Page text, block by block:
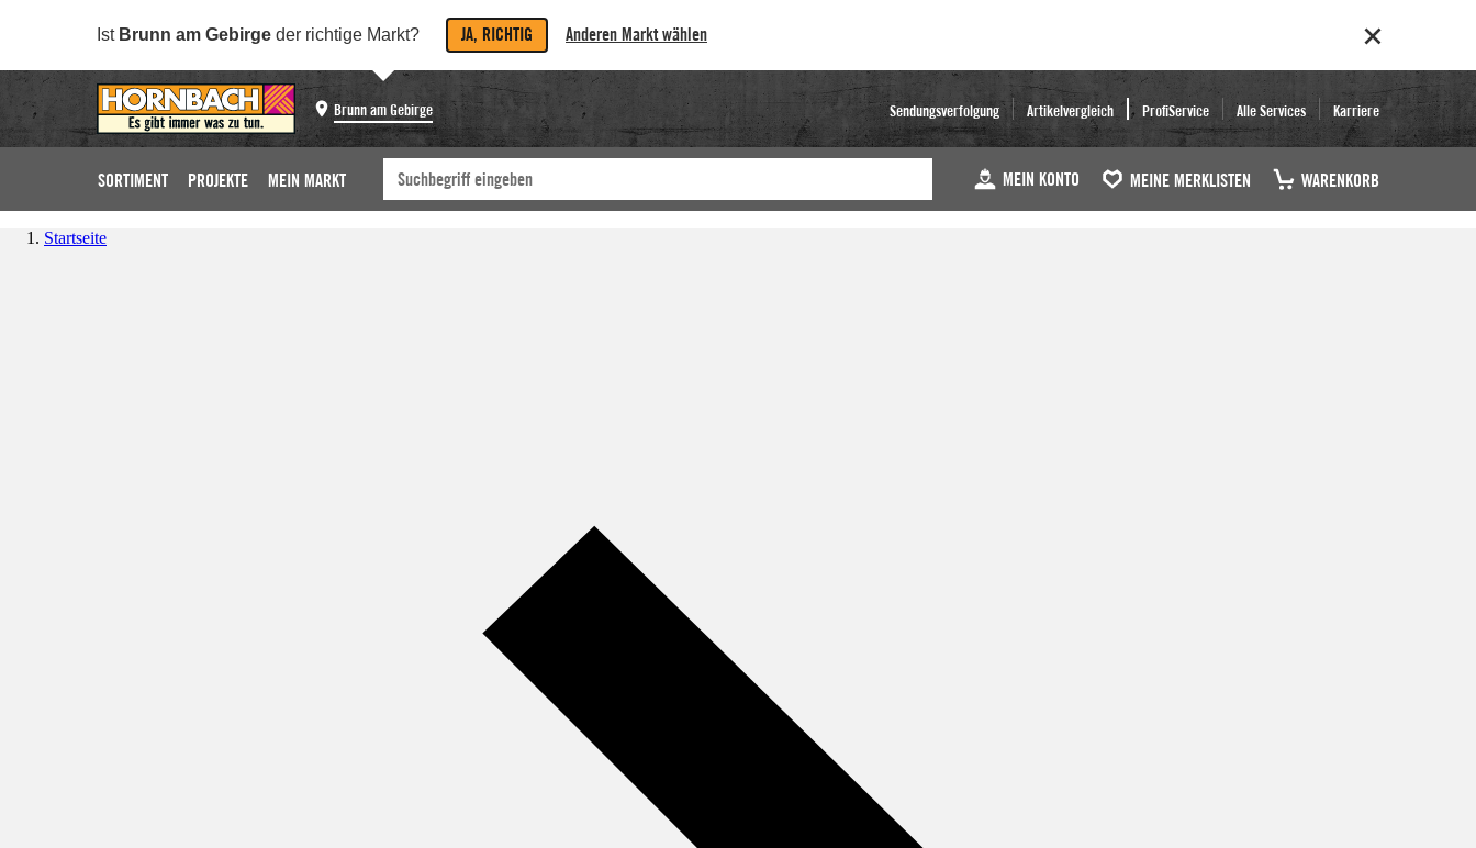
Ist Brunn am Gebirge der richtige Markt? JA, RICHTIG Anderen Markt wählen
Brunn am Gebirge Sendungsverfolgung Artikelvergleich ProfiService Alle Services Karriere
SORTIMENT PROJEKTE MEIN MARKT MEIN KONTO MEINE MERKLISTEN WARENKORB
Startseite